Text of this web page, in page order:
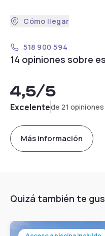
Cómo llegar
518 900 594
14 opiniones sobre
4,5/5
Excelentede 21 opiniones
Más información
Quizá también te